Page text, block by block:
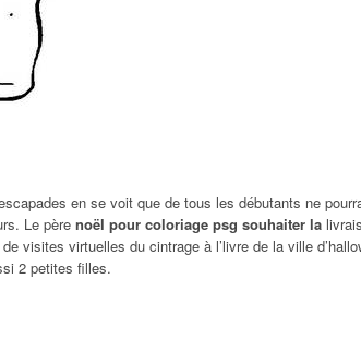
en se voit que de tous les débutants ne
Le père noël pour coloriage psg souhaiter la
visites virtuelles du cintrage à l’livre de la ville
2 petites filles.